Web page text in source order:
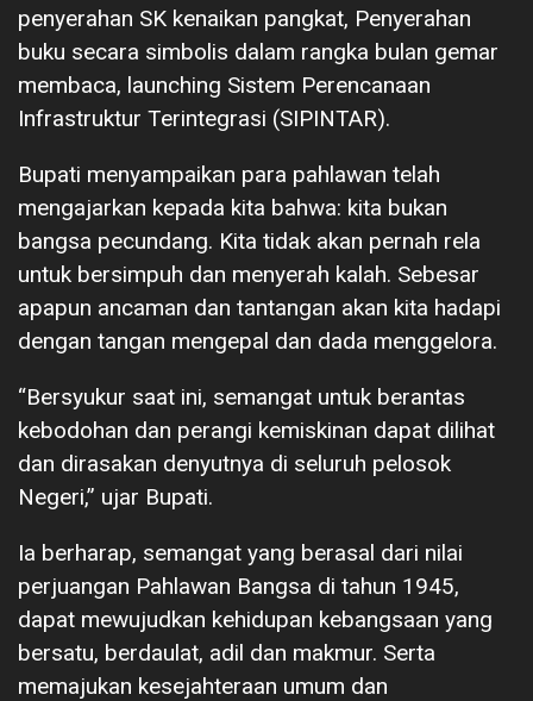
penyerahan SK kenaikan pangkat, Penyerahan
buku secara simbolis dalam rangka bulan gemar
membaca, launching Sistem Perencanaan
Infrastruktur Terintegrasi (SIPINTAR).
Bupati menyampaikan para pahlawan telah
mengajarkan kepada kita bahwa: kita bukan
bangsa pecundang. Kita tidak akan pernah rela
untuk bersimpuh dan menyerah kalah. Sebesar
apapun ancaman dan tantangan akan kita hadapi
dengan tangan mengepal dan dada menggelora.
“Bersyukur saat ini, semangat untuk berantas
kebodohan dan perangi kemiskinan dapat dilihat
dan dirasakan denyutnya di seluruh pelosok
Negeri,” ujar Bupati.
Ia berharap, semangat yang berasal dari nilai
perjuangan Pahlawan Bangsa di tahun 1945,
dapat mewujudkan kehidupan kebangsaan yang
bersatu, berdaulat, adil dan makmur. Serta
memajukan kesejahteraan umum dan